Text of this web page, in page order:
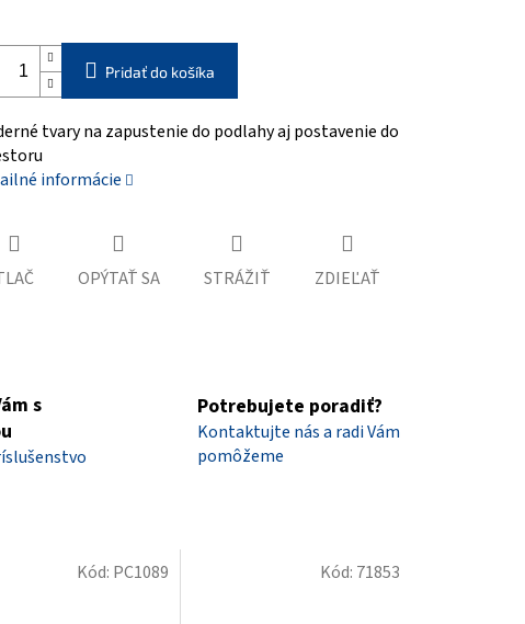
Pridať do košíka
tvary na zapustenie do podlahy aj postavenie do
informácie
OPÝTAŤ SA STRÁŽIŤ ZDIEĽAŤ
s
Potrebujete poradiť?
Kontaktujte nás a radi Vám
pomôžeme
Kód: PC1089 Kód: 71853